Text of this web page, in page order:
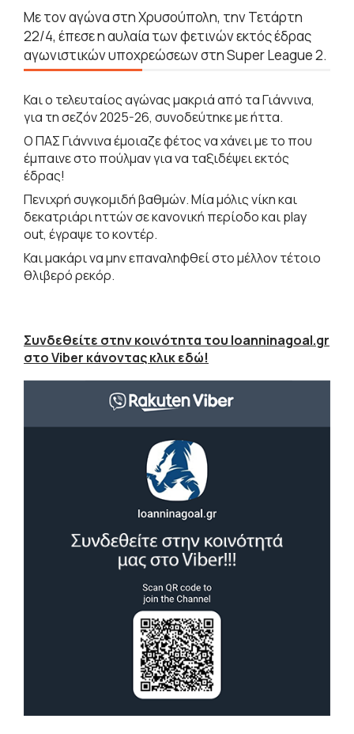
Με τον αγώνα στη Χρυσούπολη, την Τετάρτη
22/4, έπεσε η αυλαία των φετινών εκτός έδρας
αγωνιστικών υποχρεώσεων στη Super League 2.
Και ο τελευταίος αγώνας μακριά από τα Γιάννινα,
για τη σεζόν 2025-26, συνοδεύτηκε με ήττα.
Ο ΠΑΣ Γιάννινα έμοιαζε φέτος να χάνει με το που
έμπαινε στο πούλμαν για να ταξιδέψει εκτός
έδρας!
Πενιχρή συγκομιδή βαθμών. Μία μόλις νίκη και
δεκατριάρι ηττών σε κανονική περίοδο και play
out, έγραψε το κοντέρ.
Και μακάρι να μην επαναληφθεί στο μέλλον τέτοιο
θλιβερό ρεκόρ.
Συνδεθείτε στην κοινότητα του Ioanninagoal.gr
στο Viber κάνοντας κλικ εδώ!